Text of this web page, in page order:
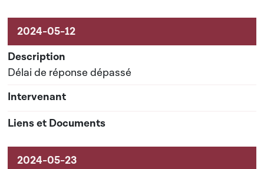
Délai de réponse dépassé